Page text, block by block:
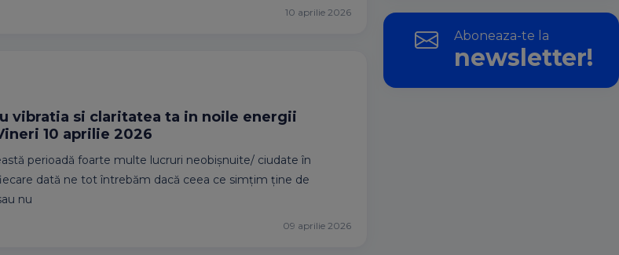
10 aprilie 2026
vibratia si claritatea ta in noile energii
10 aprilie 2026
perioadă foarte multe lucruri neobișnuite/ ciudate în
dată ne tot întrebăm dacă ceea ce simțim ține de
nu
09 aprilie 2026
Aboneaza-te la
newsletter!